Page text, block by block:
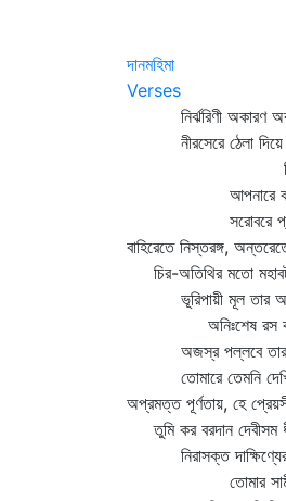
দানমহিমা
Verses
নির্ঝরিণী অকারণ
নীরসেরে ঠেলা দিয়ে
নিত্য
আপনারে করে
সরোবরে
বাহিরেতে নিস্তরঙ্গ,
চির-অতিথির মতো
ভূরিপায়ী মূল তার
অনিঃশেষ রস
অজস্র পল্লবে তার
তোমারে তেমনি দেখি
অপ্রমত্ত পূর্ণতায়, হে
তুমি কর বরদান দেবীসম
নিরাসক্ত দাক্ষিণ্যের
তোমার